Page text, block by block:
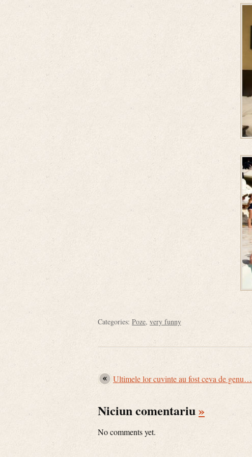
Categories: Poze, very funny
Ultimele lor cuvinte au fost ceva de genu…
Niciun comentariu»
No comments yet.